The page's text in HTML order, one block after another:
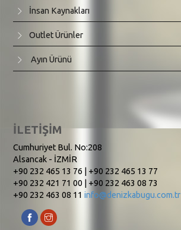
İnsan Kaynakları
Outlet Ürünler
Ayın Ürünü
İLETİŞİM
Cumhuriyet Bul. No:208
Alsancak - İZMİR
+90 232 465 13 76 | +90 232 465 13 77
+90 232 421 71 00 | +90 232 463 08 73
+90 232 463 08 11 info@denizkabugu.com.tr